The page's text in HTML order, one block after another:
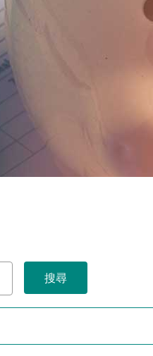
略過字型切換，社群分享工具列